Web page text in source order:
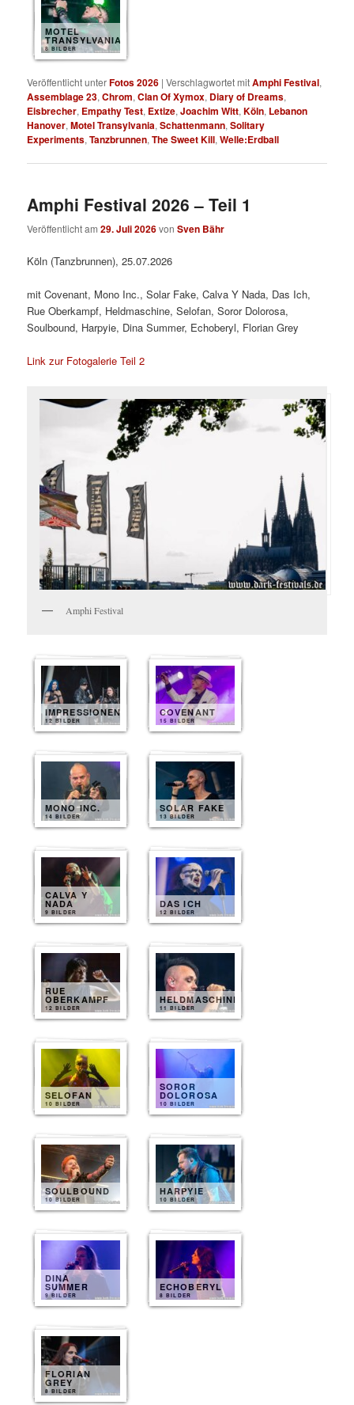
MOTEL
TRANSYLVANIA
8 BILDER
Veröffentlicht unterFotos 2026 |Verschlagwortet mitAmphi Festival,
Assemblage 23,Chrom,Clan Of Xymox, Diary of Dreams,
Eisbrecher, Empathy Test, Extize,Joachim Witt,Köln, Lebanon
Hanover,Motel Transylvania,Schattenmann,Solitary
Experiments,Tanzbrunnen,The Sweet Kill,Welle:Erdball
Amphi Festival 2026 – Teil 1
Veröffentlicht am29. Juli 2026vonSven Bähr
Köln (Tanzbrunnen), 25.07.2026
mit Covenant, Mono Inc., Solar Fake, Calva Y Nada, Das Ich,
Rue Oberkampf, Heldmaschine, Selofan, Soror Dolorosa,
Soulbound, Harpyie, Dina Summer, Echoberyl, Florian Grey
Link zur Fotogalerie Teil 2
Amphi Festival
IMPRESSIONEN
12 BILDER
COVENANT
15 BILDER
MONO INC.
14 BILDER
SOLAR FAKE
13 BILDER
CALVA Y
NADA
9 BILDER
DAS ICH
12 BILDER
RUE
OBERKAMPF
12 BILDER
HELDMASCHINE
11 BILDER
SELOFAN
10 BILDER
SOROR
DOLOROSA
10 BILDER
SOULBOUND
10 BILDER
HARPYIE
10 BILDER
DINA
SUMMER
9 BILDER
ECHOBERYL
8 BILDER
FLORIAN
GREY
8 BILDER